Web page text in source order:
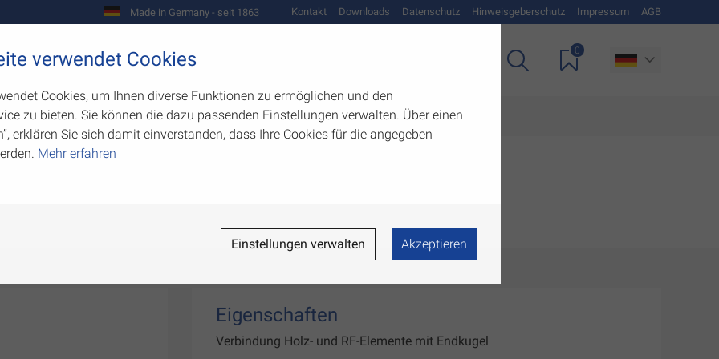
Made in Germany - seit 1863 Kontakt Downloads Datenschutz Hinweisgeberschutz Impressum AGB
Werkzeugbau
0
Eigenschaften
Verbindung Holz- und RF-Elemente mit Endkugel
verwendet Cookies
Cookies, um Ihnen diverse Funktionen zu ermöglichen und den
zu bieten. Sie können die dazu passenden Einstellungen verwalten. Über einen
erklären Sie sich damit einverstanden, dass Ihre Cookies für die angegeben
Mehr erfahren
Einstellungen verwalten Akzeptieren